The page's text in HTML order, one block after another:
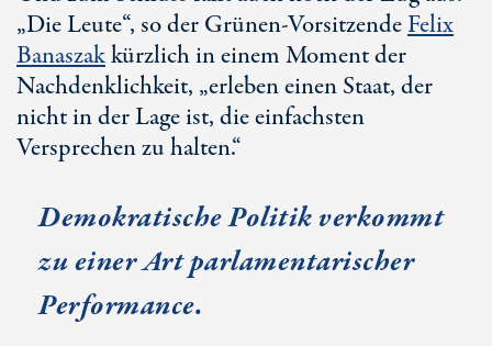
„Die Leute“, so der Grünen-VorsitzendeFelix
Banaszakkürzlich in einem Moment der
Nachdenklichkeit, „erleben einen Staat, der
nicht in der Lage ist, die einfachsten
Versprechen zu halten.“
Demokratische Politik verkommt
zu einer Art parlamentarischer
Performance.